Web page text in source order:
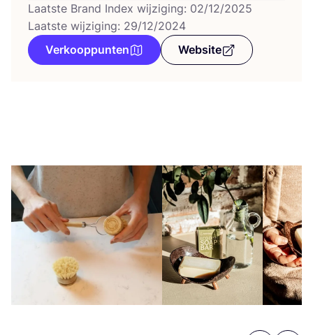
Laatste Brand Index wijziging: 02/12/2025
Laatste wijziging: 29/12/2024
Verkooppunten
Website